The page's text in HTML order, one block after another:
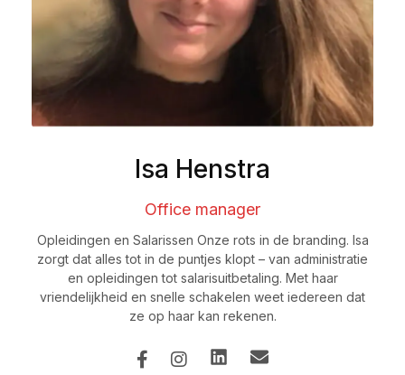
Isa Henstra
Office manager
Opleidingen en Salarissen Onze rots in de branding. Isa
zorgt dat alles tot in de puntjes klopt – van administratie
en opleidingen tot salarisuitbetaling. Met haar
vriendelijkheid en snelle schakelen weet iedereen dat
ze op haar kan rekenen.